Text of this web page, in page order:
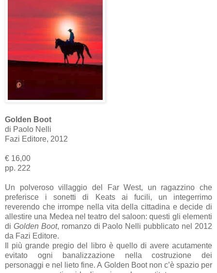
Golden Boot
di Paolo Nelli
Fazi Editore, 2012
€ 16,00
pp. 222
Un polveroso villaggio del Far West, un ragazzino che
preferisce i sonetti di Keats ai fucili, un integerrimo
reverendo che irrompe nella vita della cittadina e decide di
allestire una Medea nel teatro del saloon: questi gli elementi
di Golden Boot, romanzo di Paolo Nelli pubblicato nel 2012
da Fazi Editore.
Il più grande pregio del libro è quello di avere acutamente
evitato ogni banalizzazione nella costruzione dei
personaggi e nel lieto fine. A Golden Boot non c’è spazio per